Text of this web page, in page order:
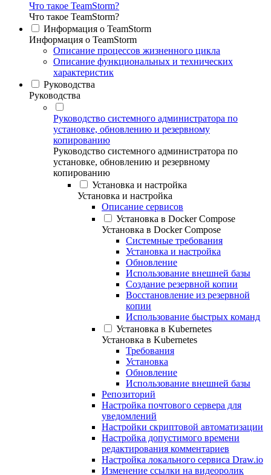
Что такое TeamStorm?
Что такое TeamStorm?
Информация о TeamStorm
Информация о TeamStorm
Описание процессов жизненного цикла
Описание функциональных и технических
характеристик
Руководства
Руководства
Руководство системного администратора по
установке, обновлению и резервному
копированию
Руководство системного администратора по
установке, обновлению и резервному
копированию
Установка и настройка
Установка и настройка
Описание сервисов
Установка в Docker Compose
Установка в Docker Compose
Системные требования
Установка и настройка
Обновление
Использование внешней базы
Создание резервной копии
Восстановление из резервной
копии
Использование быстрых команд
Установка в Kubernetes
Установка в Kubernetes
Требования
Установка
Обновление
Использование внешней базы
Репозиторий
Настройка почтового сервера для
уведомлений
Настройки скриптовой автоматизации
Настройка допустимого времени
редактирования комментариев
Настройка локального сервиса Draw.io
Изменение ссылки на видеоролик